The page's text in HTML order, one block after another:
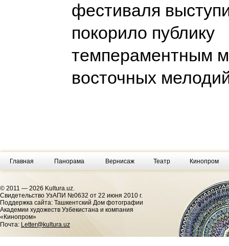
фестиваля
покорило публику
темпераментным
восточных
Главная Панорама Вернисаж Театр Кинопром
© 2011 — 2026 Kultura.uz.
Cвидетельство УзАПИ №0632 от 22 июня 2010 г.
Поддержка сайта: Ташкентский Дом фотографии
Академии художеств Узбекистана и компания
«Кинопром»
Почта: Letter@kultura.uz